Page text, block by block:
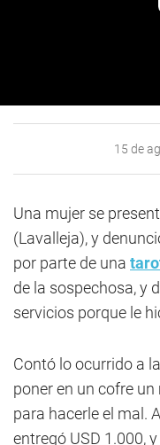
15 de
Una mujer se
(Lavalleja), y
por parte de una
de la sospechosa, y
servicios porque le
Contó lo ocurrido a
poner en un cofre
para hacerle el mal.
entregó USD 1.000,